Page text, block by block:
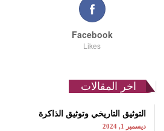
Facebook
Likes
اخر المقالات
التوثيق التاريخي وتوثيق الذاكرة
ديسمبر 1, 2024